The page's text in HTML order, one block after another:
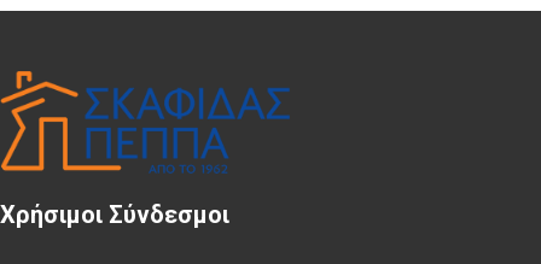
Χρήσιμοι Σύνδεσμοι